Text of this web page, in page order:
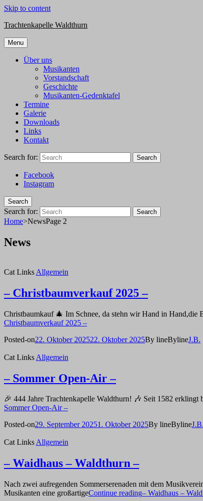
Skip to content
Trachtenkapelle Waldthurn
Menu
Über uns
Musikanten
Vorstandschaft
Geschichte
Musikanten-Gedenktafel
Termine
Galerie
Downloads
Links
Kontakt
Search for: Search
Facebook
Instagram
Search
Search for: Search
Home>NewsPage 2
News
Cat Links Allgemein
– Christbaumverkauf 2025 –
Christbaumkauf 🎄 Im Schnee, da stehn wir Hand in Hand,die
Christbaumverkauf 2025 –
Posted-on22. Oktober 202522. Oktober 2025By lineBylineJ.B.
Cat Links Allgemein
– Sommer Open-Air –
🎉 444 Jahre Trachtenkapelle Waldthurn! 🎶 Seit 1582
Sommer Open-Air –
Posted-on29. September 20251. Oktober 2025By lineBylineJ.B.
Cat LinksAllgemein
– Waidhaus – Waldthurn –
Nach zwei aufregenden Sommerserenaden mit dem
Musikanten eine großartigeContinue reading– Waidhaus –